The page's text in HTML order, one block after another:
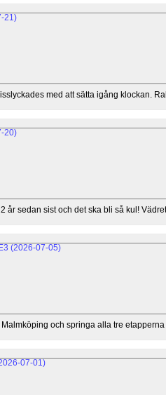
med att sätta igång klockan.
år sedan sist och det ska bli så kul!
och springa alla tre